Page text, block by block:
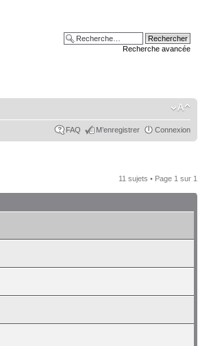
Recherche avancée
FAQ M’enregistrer Connexion
11 sujets • Page 1 sur 1